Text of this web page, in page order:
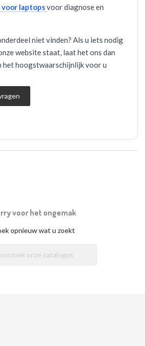
laptopsvoor diagnose en
niet vinden? Als u iets nodig
website staat, laat het ons dan
het hoogstwaarschijnlijk voor u
voor het ongemak
opnieuw wat u zoekt